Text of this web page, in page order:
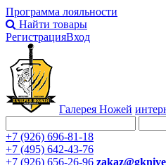
Программа лояльности
Найти товары
РегистрацияВход
Галерея Ножей
+7 (926) 696-81-18
+7 (495) 642-43-76
+7 (926) 656-26-96